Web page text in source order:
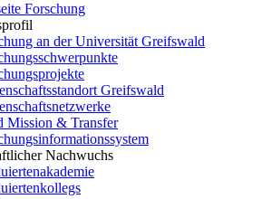
Forschung
an der Universität Greifswald
Greifswald
Mission & Transfer
Nachwuchs